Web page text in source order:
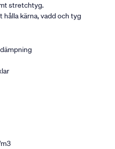
stretchtyg.
hålla kärna, vadd och tyg